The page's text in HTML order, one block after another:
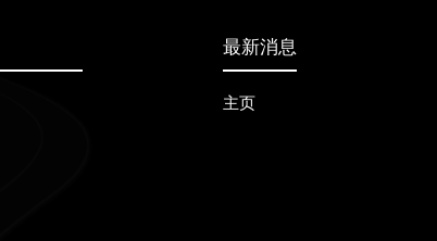
最新消息
主页